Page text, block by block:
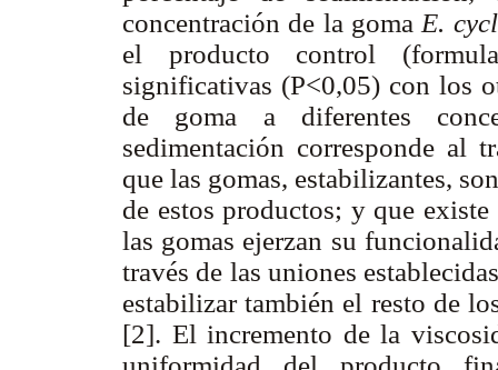
concentración de la goma E.
el producto control
significativas (P<0,05) con los
de goma a diferentes
sedimentación corresponde al
que las gomas, estabilizantes,
de estos productos; y que
las gomas ejerzan su
través de las uniones
estabilizar también el resto de
[2]. El incremento de la